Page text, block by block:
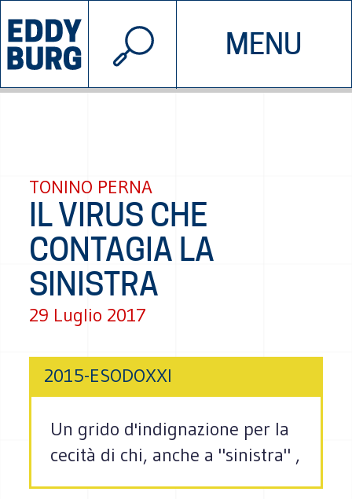
MENU
INIZIATIVE CHI SIAMO
© 2026 EDDYBURG
TONINO PERNA
IL VIRUS CHE
CONTAGIA LA
SINISTRA
29 Luglio 2017
2015-ESODOXXI
Un grido d'indignazione per la
cecità di chi, anche a "sinistra" ,